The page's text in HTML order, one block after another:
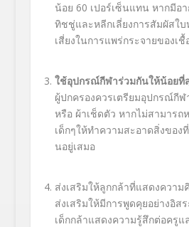
น้อย 60 เปอร์เซ็นแทน หากมีอ
ทิชชู่และหลีกเลี่ยงการสัมผัสใ
เสี่ยงในการแพร่กระจายของเชื้
ใช้อุปกรณ์กีฬาร่วมกันให้น้อยที่
ผู้ปกครองควรเตรียมอุปกรณ์กีฬ
หรือ ผ้าเช็ดตัว หากไม่สามารถ
เด็กๆให้ทำความสะอาดสิ่งของ
นอยู่เสมอ
ส่งเสริมให้ลูกกล้าที่แสดงความ
ส่งเสริมให้มีการพูดคุยอย่างอิส
เด็กกล้าแสดงความรู้สึกต่อครูแ